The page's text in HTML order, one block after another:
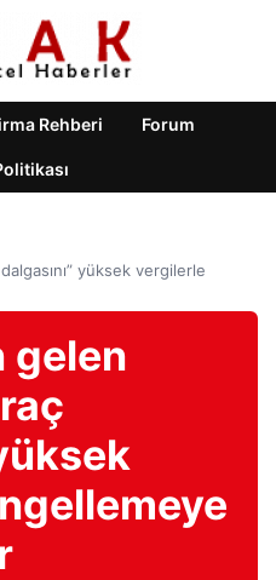
Rehberi Forum
yüksek vergilerle
gelen